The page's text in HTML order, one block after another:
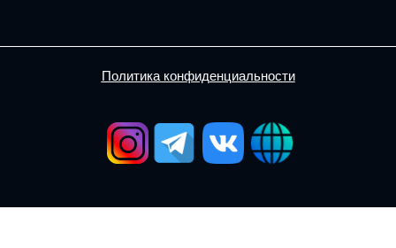
Политика конфиденциальности